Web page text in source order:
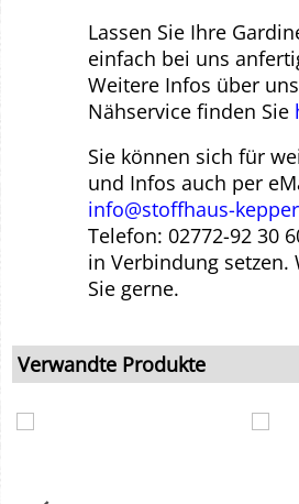
Lassen Sie Ihre
einfach bei uns
Weitere Infos über
Nähservice finden Sie
Sie können sich für
und Infos auch per
info@stoffhaus-
Telefon: 02772-92 30
in Verbindung setzen.
Sie gerne.
Verwandte Produkte